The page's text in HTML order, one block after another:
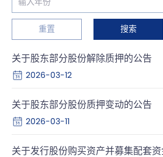
重置 搜索
关于股东部分股份解除质押的公告
2026-03-12
关于股东部分股份质押变动的公告
2026-03-11
关于发行股份购买资产并募集配套